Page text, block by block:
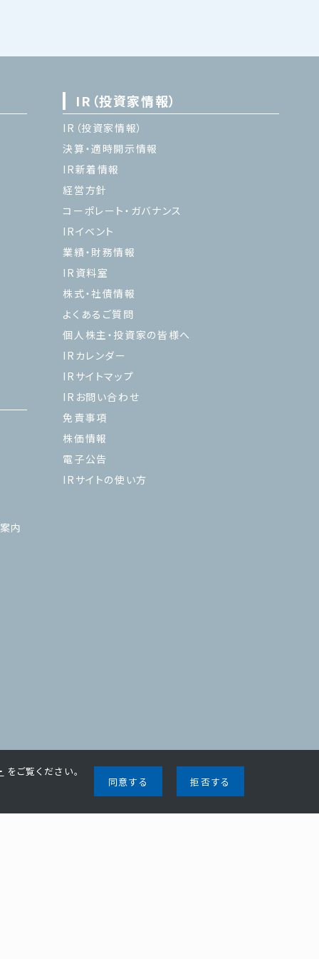
内
IR（投資家情報）
IR（投資家情報）
決算・適時開示情報
IR新着情報
経営方針
コーポレート・ガバナンス
IRイベント
業績・財務情報
IR資料室
株式・社債情報
よくあるご質問
個人株主・投資家の皆様へ
IRカレンダー
IRサイトマップ
IRお問い合わせ
免責事項
株価情報
電子公告
IRサイトの使い方
をご覧ください。
同意する 拒否する